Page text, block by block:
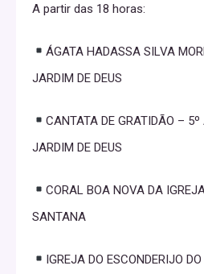
A partir das 18 horas:
ÁGATA HADASSA SILVA
JARDIM DE DEUS
CANTATA DE GRATIDÃO –
JARDIM DE DEUS
CORAL BOA NOVA DA
SANTANA
IGREJA DO ESCONDERIJO